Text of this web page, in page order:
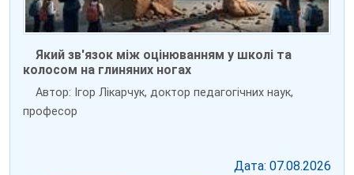
Який зв'язок між оцінюванням у школі та
колосом на глиняних ногах
Автор: Ігор Лікарчук, доктор педагогічних наук,
професор
Дата: 07.08.2026